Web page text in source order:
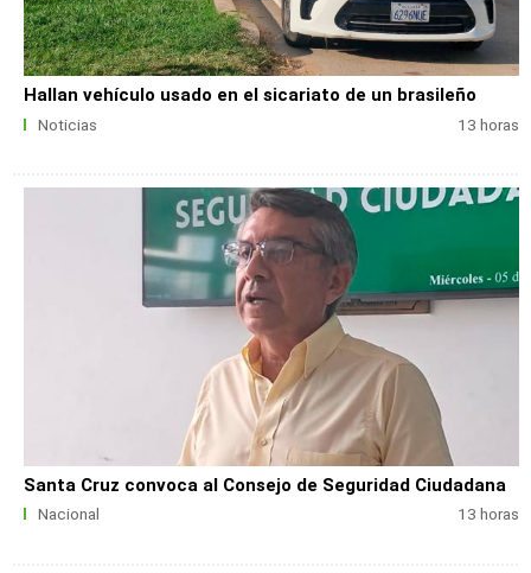
Hallan vehículo usado en el sicariato de un brasileño
Noticias 13 horas
Santa Cruz convoca al Consejo de Seguridad Ciudadana
Nacional 13 horas